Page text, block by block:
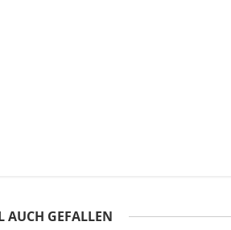
AUCH GEFALLEN